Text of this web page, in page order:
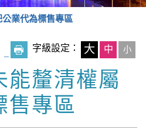
公業代為標售專區
字級設定： 大 中 小
能釐清權屬
售專區